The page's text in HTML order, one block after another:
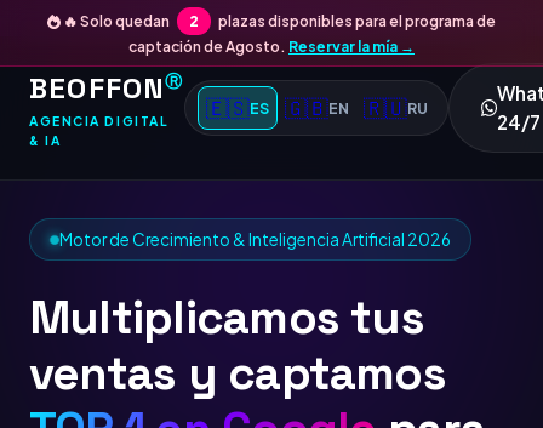
🔥 Solo quedan 2
plazas disponibles para el programa de
captación de Agosto. Reservar la mía →
BEOFFONⓇ
AGENCIA DIGITAL
& IA
🇪🇸ES 🇬🇧EN 🇷🇺RU
24/7
Motor de Crecimiento & Inteligencia Artificial 2026
Multiplicamos tus
ventas y captamos